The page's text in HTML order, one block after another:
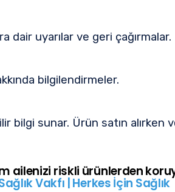
dair uyarılar ve geri çağırmalar.
bilgilendirmeler.
bilgi sunar. Ürün satın alırken
ailenizi riskli ürünlerden
Vakfı | Herkes İçin Sağlık